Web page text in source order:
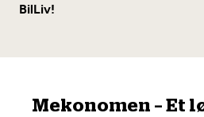
BilLiv!
Mekonomen – Et